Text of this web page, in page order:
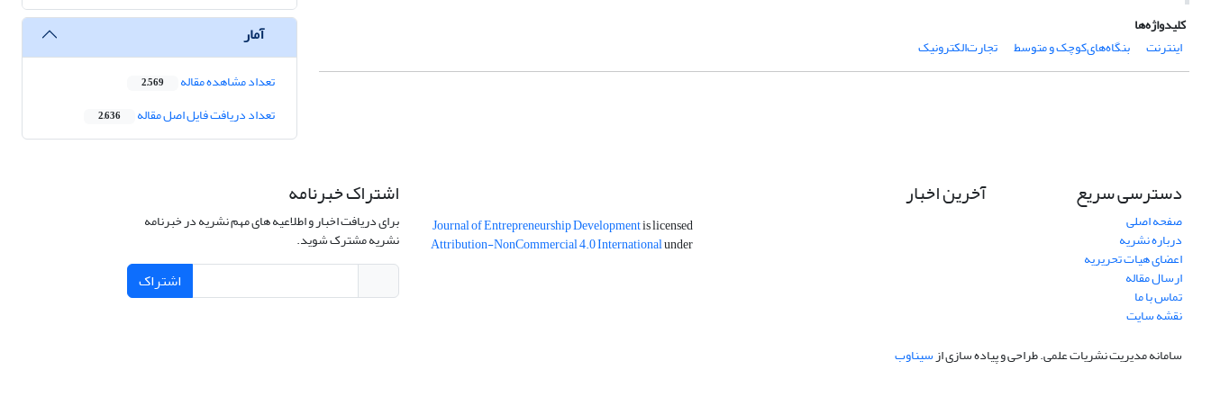
کلیدواژه‌ها
اینترنت
بنگاه‌های‌کوچک و ‌متوسط تجارت‌الکترونیک
آمار
تعداد مشاهده مقاله 2,569
تعداد دریافت فایل اصل مقاله 2,636
دسترسی سریع
صفحه اصلی
درباره نشریه
اعضای هیات تحریریه
ارسال مقاله
تماس با ما
نقشه سایت
آخرین اخبار
Journal of Entrepreneurship Developmentis licensed
under
Attribution-NonCommercial 4.0 International
اشتراک خبرنامه
برای دریافت اخبار و اطلاعیه های مهم نشریه در خبرنامه
نشریه مشترک شوید.
اشتراک
سامانه مدیریت نشریات علمی.طراحی و پیاده سازی ازسیناوب